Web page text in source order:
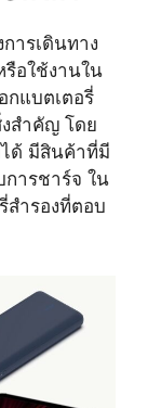
ารเดินทาง
รือใช้งานใน
กแบตเตอรี่
งสำคัญ โดย
ได้ มีสินค้าที่มี
ารชาร์จ ใน
สำรองที่ตอบ